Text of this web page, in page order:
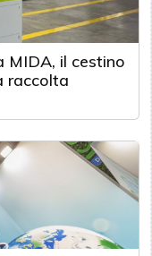
MIDA, il cestino
raccolta